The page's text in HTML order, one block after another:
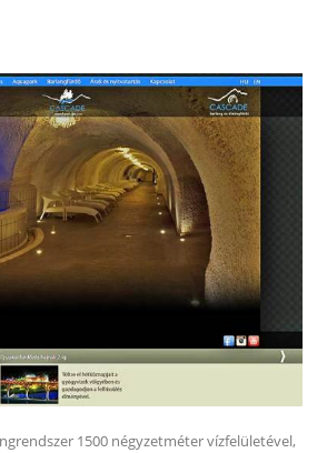
1500 négyzetméter vízfelületével,